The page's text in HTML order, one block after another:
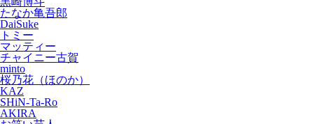
たなか亀吾郎
DaiSuke
トミー
マッティー
チャイニー古賀
minto
桜乃花（ほのか）
KAZ
SHiN-Ta-Ro
AKIRA